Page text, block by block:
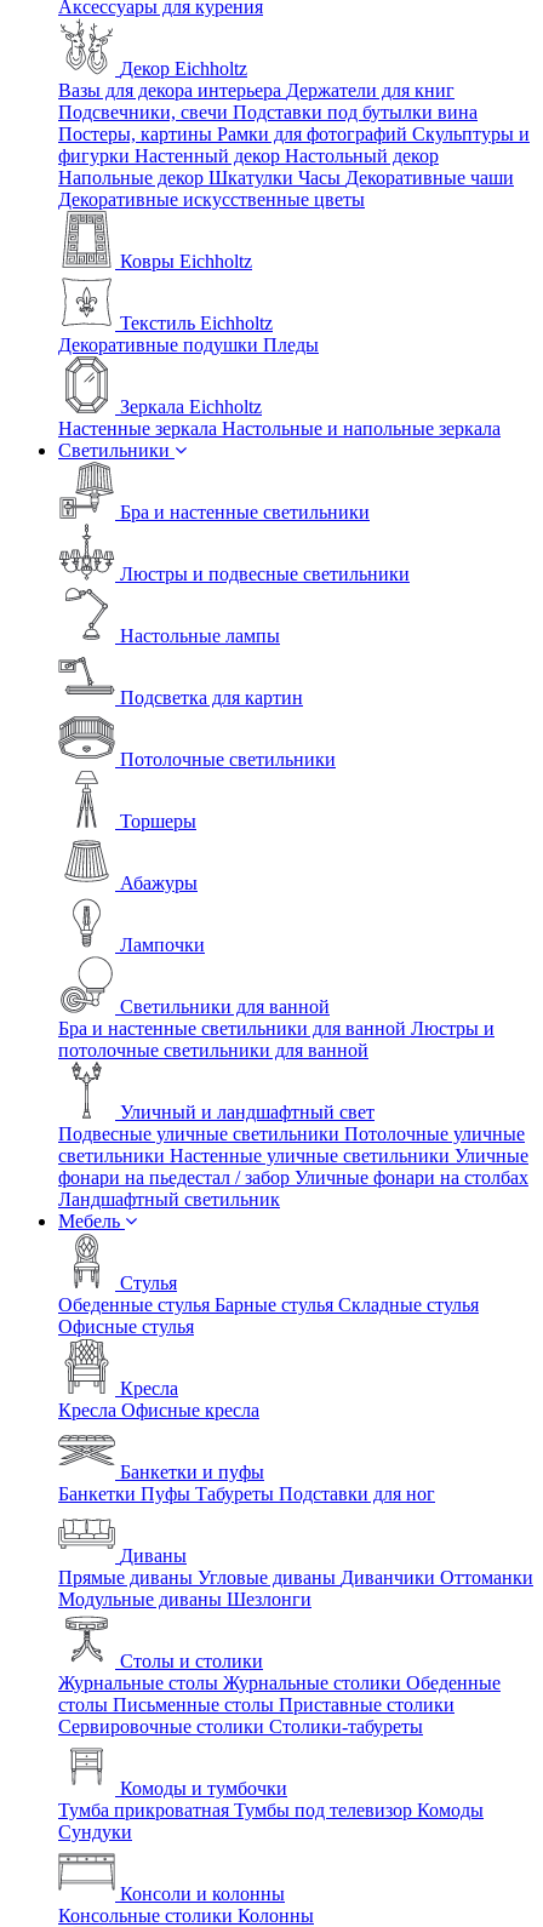
Аксессуары для курения
Декор Eichholtz
Вазы для декора интерьера Держатели для книг
Подсвечники, свечи Подставки под бутылки вина
Постеры, картины Рамки для фотографий Скульптуры и
фигурки Настенный декор Настольный декор
Напольные декор Шкатулки Часы Декоративные чаши
Декоративные искусственные цветы
Ковры Eichholtz
Текстиль Eichholtz
Декоративные подушки Пледы
Зеркала Eichholtz
Настенные зеркала Настольные и напольные зеркала
Светильники
Бра и настенные светильники
Люстры и подвесные светильники
Настольные лампы
Подсветка для картин
Потолочные светильники
Торшеры
Абажуры
Лампочки
Светильники для ванной
Бра и настенные светильники для ванной Люстры и
потолочные светильники для ванной
Уличный и ландшафтный свет
Подвесные уличные светильники Потолочные уличные
светильники Настенные уличные светильники Уличные
фонари на пьедестал / забор Уличные фонари на столбах
Ландшафтный светильник
Мебель
Стулья
Обеденные стулья Барные стулья Складные стулья
Офисные стулья
Кресла
Кресла Офисные кресла
Банкетки и пуфы
Банкетки Пуфы Табуреты Подставки для ног
Диваны
Прямые диваны Угловые диваны Диванчики Оттоманки
Модульные диваны Шезлонги
Столы и столики
Журнальные столы Журнальные столики Обеденные
столы Письменные столы Приставные столики
Сервировочные столики Столики-табуреты
Комоды и тумбочки
Тумба прикроватная Тумбы под телевизор Комоды
Сундуки
Консоли и колонны
Консольные столики Колонны